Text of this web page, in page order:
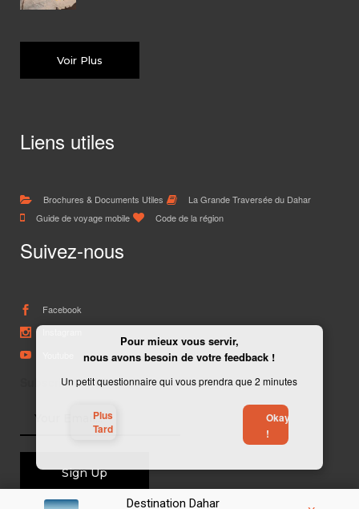
Pour mieux vous servir,
nous avons besoin de votre feedback !
Un petit questionnaire qui vous prendra que 2 minutes
Plus
Tard
Okay
!
Destination Dahar
Voir Plus
Liens utiles
Brochures & Documents Utiles
La Grande Traversée du Dahar
Guide de voyage mobile
Code de la région
Suivez-nous
Facebook
Subscribe To The Newsletter